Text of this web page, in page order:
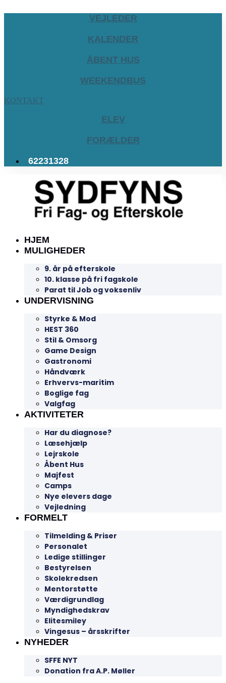
VEJLEDER
KALENDER
ÅBENT HUS
WEEKENDBUS
KONTAKT
ELEV
FORÆLDER
62231328
HJEM
MULIGHEDER
9. år på efterskole
10. klasse på fri fagskole
Parat til Job og voksenliv
UNDERVISNING
Styrke & Mod
HEST 360
Stil & Omsorg
Game Design
Gastronomi
Håndværk
Erhvervs-maritim
Boglige fag
Valgfag
AKTIVITETER
Har du diagnose?
Læsehjælp
Lejrskole
Åbent Hus
Majfest
Camps
Nye elevers dage
Vejledning
FORMELT
Tilmelding & Priser
Personalet
Ledige stillinger
Bestyrelsen
Skolekredsen
Mentorstøtte
Værdigrundlag
Myndighedskrav
Elitesmiley
Vingesus – årsskrifter
NYHEDER
SFFE NYT
Donation fra A.P. Møller